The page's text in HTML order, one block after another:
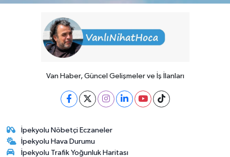
Van Haber, Güncel Gelişmeler ve İş İlanları
İpekyolu Nöbetçi Eczaneler
İpekyolu Hava Durumu
İpekyolu Trafik Yoğunluk Haritası